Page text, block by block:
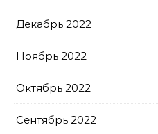
Декабрь 2022
Ноябрь 2022
Октябрь 2022
Сентябрь 2022